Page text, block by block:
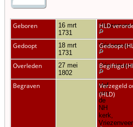
Geboren
16 mrt
1731
HLD
Gedoopt
18 mrt
1731
Gedoopt
Overleden
27 mei
1802
Begiftigd
Begraven
Hof
van
de
NH
kerk,
Verzegeld
(HLD)